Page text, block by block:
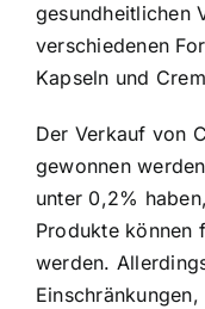
gesundheitlichen
verschiedenen
Kapseln und
Der Verkauf von
gewonnen
unter 0,2%
Produkte können
werden.